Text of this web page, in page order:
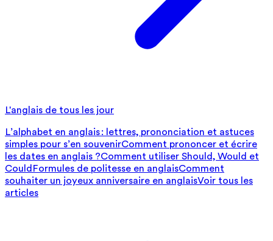
L'anglais de tous les jour
L’alphabet en anglais : lettres, prononciation et astuces
simples pour s’en souvenirComment prononcer et écrire
les dates en anglais ?Comment utiliser Should, Would et
Could Formules de politesse en anglaisComment
souhaiter un joyeux anniversaire en anglaisVoir tous les
articles